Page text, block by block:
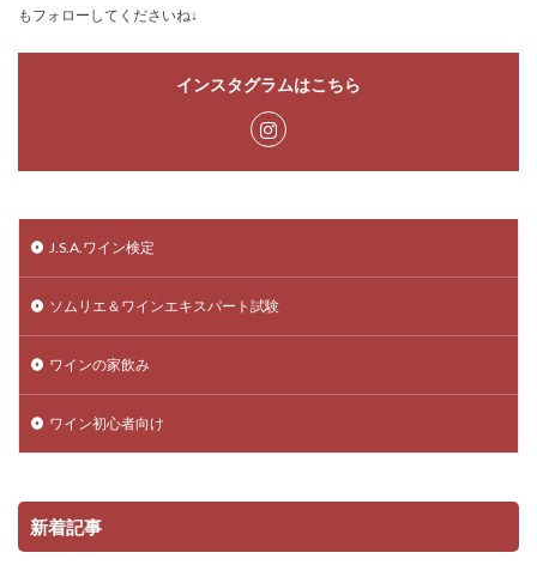
もフォローしてくださいね↓
インスタグラムはこちら
J.S.A.ワイン検定
ソムリエ＆ワインエキスパート試験
ワインの家飲み
ワイン初心者向け
新着記事